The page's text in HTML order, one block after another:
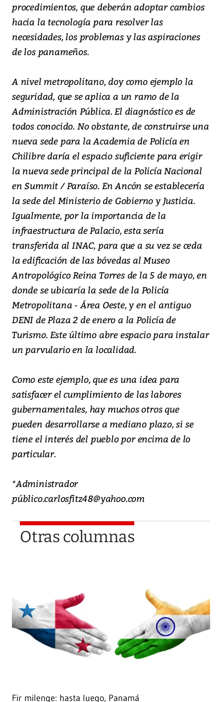
procedimientos, que deberán adoptar cambios
hacia la tecnología para resolver las
necesidades, los problemas y las aspiraciones
de los panameños.
A nivel metropolitano, doy como ejemplo la
seguridad, que se aplica a un ramo de la
Administración Pública. El diagnóstico es de
todos conocido. No obstante, de construirse una
nueva sede para la Academia de Policía en
Chilibre daría el espacio suficiente para erigir
la nueva sede principal de la Policía Nacional
en Summit / Paraíso. En Ancón se establecería
la sede del Ministerio de Gobierno y Justicia.
Igualmente, por la importancia de la
infraestructura de Palacio, esta sería
transferida al INAC, para que a su vez se ceda
la edificación de las bóvedas al Museo
Antropológico Reina Torres de la 5 de mayo, en
donde se ubicaría la sede de la Policía
Metropolitana - Área Oeste, y en el antiguo
DENI de Plaza 2 de enero a la Policía de
Turismo. Este último abre espacio para instalar
un parvulario en la localidad.
Como este ejemplo, que es una idea para
satisfacer el cumplimiento de las labores
gubernamentales, hay muchos otros que
pueden desarrollarse a mediano plazo, si se
tiene el interés del pueblo por encima de lo
particular.
*Administrador
público.carlosfitz48@yahoo.com
Otras columnas
Fir milenge: hasta luego, Panamá